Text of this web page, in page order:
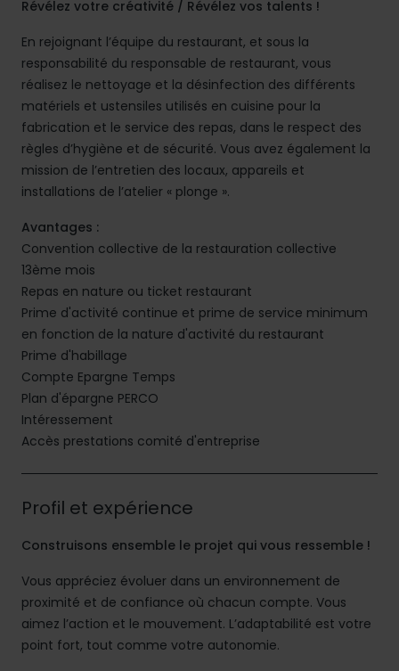
Révélez votre créativité / Révélez vos talents !
En rejoignant l’équipe du restaurant, et sous la
responsabilité du responsable de restaurant, vous
réalisez le nettoyage et la désinfection des différents
matériels et ustensiles utilisés en cuisine pour la
fabrication et le service des repas, dans le respect des
règles d’hygiène et de sécurité. Vous avez également la
mission de l’entretien des locaux, appareils et
installations de l’atelier « plonge ».
Avantages :
Convention collective de la restauration collective
13ème mois
Repas en nature ou ticket restaurant
Prime d'activité continue et prime de service minimum
en fonction de la nature d'activité du restaurant
Prime d'habillage
Compte Epargne Temps
Plan d'épargne PERCO
Intéressement
Accès prestations comité d'entreprise
Profil et expérience
Construisons ensemble le projet qui vous ressemble !
Vous appréciez évoluer dans un environnement de
proximité et de confiance où chacun compte. Vous
aimez l’action et le mouvement. L’adaptabilité est votre
point fort, tout comme votre autonomie.